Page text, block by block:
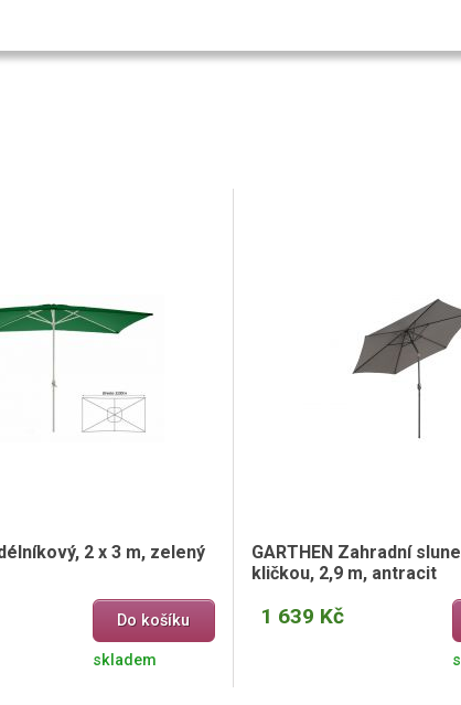
2 x 3 m, zelený
Do košíku
skladem
GARTHEN Zahradní
kličkou, 2,9 m, antracit
1 639 Kč